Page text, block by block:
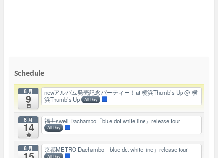
Schedule
8月
9
日
newアルバム発売記念パーティー！at 横浜Thumb’s Up@ 横
浜Thumb’s Up
All Day
8月
14
金
福井swell Dachambo「blue dot white line」release tour
All Day
8月 京都METRO Dachambo「blue dot white line」release tour
All Day